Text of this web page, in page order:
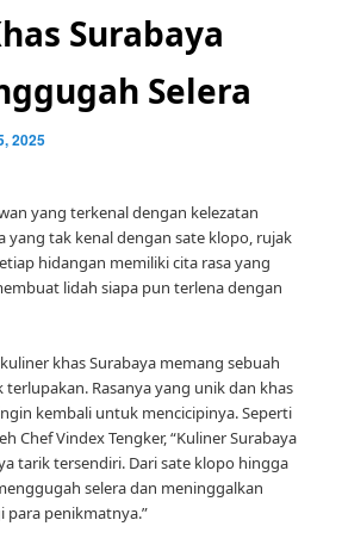
Surabaya
Selera
2025
yang terkenal dengan kelezatan
yang tak kenal dengan sate klopo, rujak
hidangan memiliki cita rasa yang
lidah siapa pun terlena dengan
khas Surabaya memang sebuah
Rasanya yang unik dan khas
kembali untuk mencicipinya. Seperti
Chef Vindex Tengker, “Kuliner Surabaya
tarik tersendiri. Dari sate klopo hingga
selera dan meninggalkan
para penikmatnya.”